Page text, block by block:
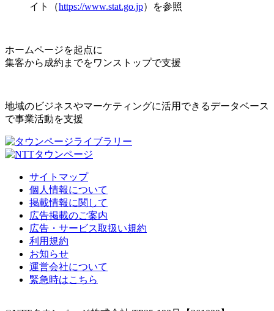
イト（https://www.stat.go.jp）を参照
ホームページを起点に
集客から成約までをワンストップで支援
地域のビジネスやマーケティングに活用できるデータベース
で事業活動を支援
サイトマップ
個人情報について
掲載情報に関して
広告掲載のご案内
広告・サービス取扱い規約
利用規約
お知らせ
運営会社について
緊急時はこちら